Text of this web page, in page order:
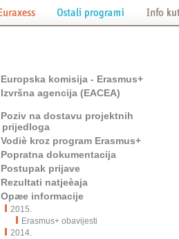
Europska komisija - Erasmus+
Izvršna agencija (EACEA)
Poziv na dostavu projektnih
prijedloga
Vodiè kroz program Erasmus+
Popratna dokumentacija
Postupak prijave
Rezultati natjeèaja
Opæe informacije
2015.
Erasmus+ obavijesti
2014.